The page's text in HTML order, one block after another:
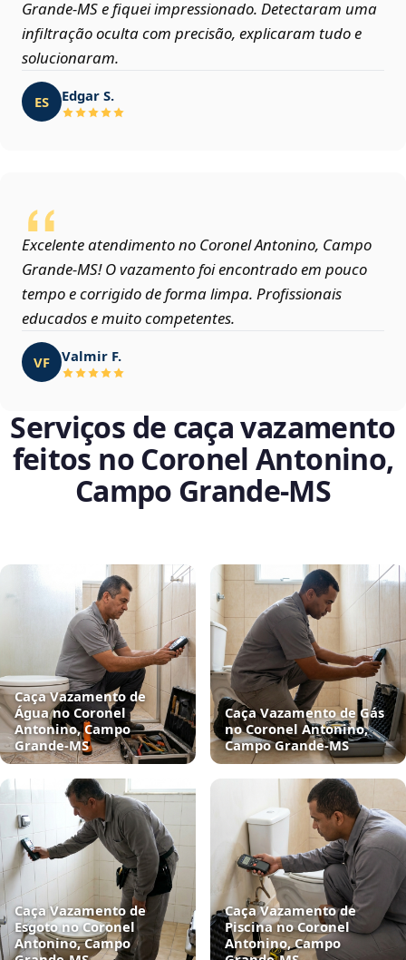
Grande‑MS e fiquei impressionado. Detectaram uma
infiltração oculta com precisão, explicaram tudo e
solucionaram.
ES Edgar S.
Excelente atendimento no Coronel Antonino, Campo
Grande‑MS! O vazamento foi encontrado em pouco
tempo e corrigido de forma limpa. Profissionais
educados e muito competentes.
VF Valmir F.
Serviços de caça vazamento
feitos no Coronel Antonino,
Campo Grande‑MS
Caça Vazamento de
Água no Coronel
Antonino, Campo
Grande‑MS
Caça Vazamento de Gás
no Coronel Antonino,
Campo Grande‑MS
Caça Vazamento de
Esgoto no Coronel
Antonino, Campo
Caça Vazamento de
Piscina no Coronel
Antonino, Campo